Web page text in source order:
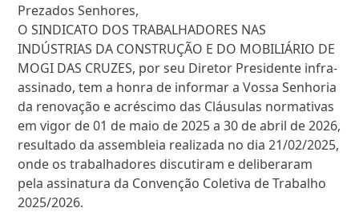
Prezados Senhores,
O SINDICATO DOS TRABALHADORES NAS
INDÚSTRIAS DA CONSTRUÇÃO E DO MOBILIÁRIO DE
MOGI DAS CRUZES, por seu Diretor Presidente infra-
assinado, tem a honra de informar a Vossa Senhoria
da renovação e acréscimo das Cláusulas normativas
em vigor de 01 de maio de 2025 a 30 de abril de 2026,
resultado da assembleia realizada no dia 21/02/2025,
onde os trabalhadores discutiram e deliberaram
pela assinatura da Convenção Coletiva de Trabalho
2025/2026.